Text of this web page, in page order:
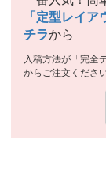
「定型レイ
チラから
入稿方法が「完全
からご注文ください